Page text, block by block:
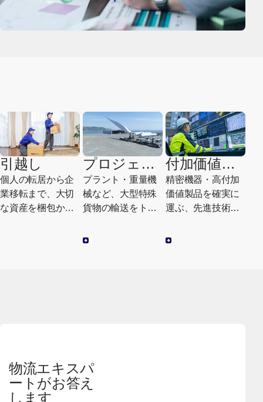
引越し
個人の転居から企
業移転まで、大切
な資産を梱包から
[別ウィンドウで開く]
プロジェク
トロジステ
ィクス
プラント・重量機
械など、大型特殊
貨物の輸送をトー
します。
付加価値サ
ービス
精密機器・高付加
価値製品を確実に
運ぶ、先進技術を
です。
物流エキスパ
ートがお答え
します